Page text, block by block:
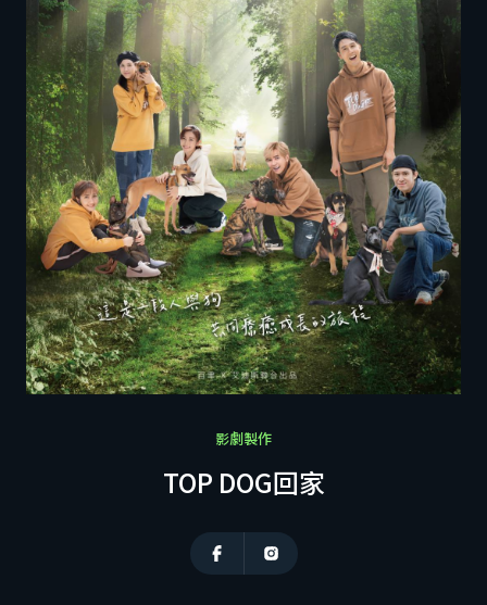
公司資料
財務資訊
股務資訊
公司治理
重大訊息及公開資訊查詢
利害關係人專區
商洽聯繫
ZH EN CH
影劇製作
TOP DOG回家